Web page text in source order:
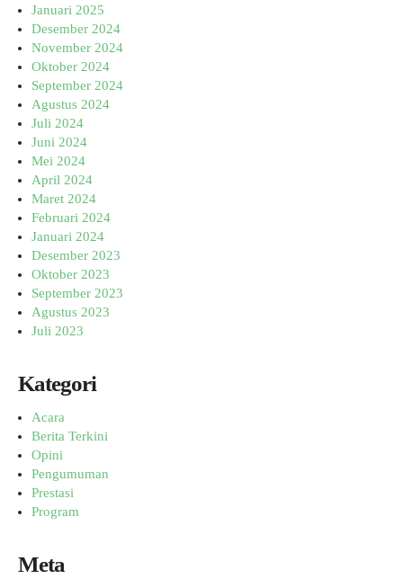
Januari 2025
Desember 2024
November 2024
Oktober 2024
September 2024
Agustus 2024
Juli 2024
Juni 2024
Mei 2024
April 2024
Maret 2024
Februari 2024
Januari 2024
Desember 2023
Oktober 2023
September 2023
Agustus 2023
Juli 2023
Kategori
Acara
Berita Terkini
Opini
Pengumuman
Prestasi
Program
Meta